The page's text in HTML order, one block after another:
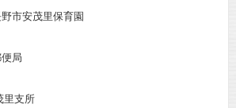
市安茂里保育園
局
里支所